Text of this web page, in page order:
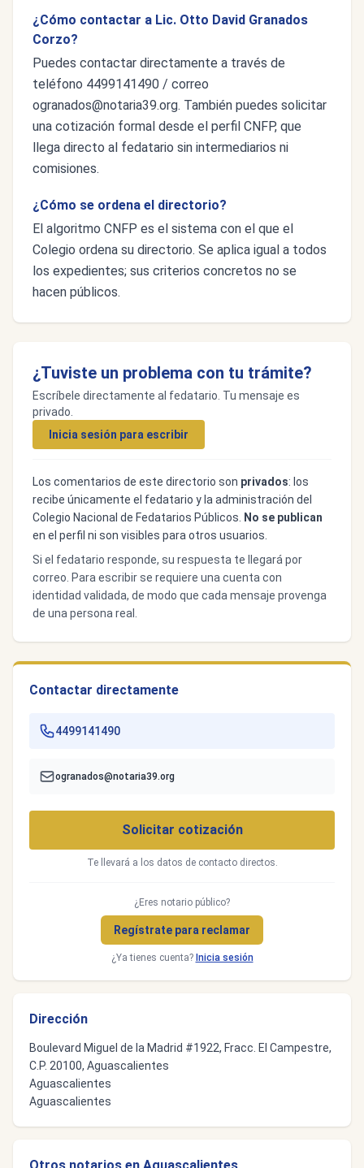
¿Cómo contactar a Lic. Otto David Granados
Corzo?
Puedes contactar directamente a través de
teléfono 4499141490 / correo
ogranados@notaria39.org. También puedes solicitar
una cotización formal desde el perfil CNFP, que
llega directo al fedatario sin intermediarios ni
comisiones.
¿Cómo se ordena el directorio?
El algoritmo CNFP es el sistema con el que el
Colegio ordena su directorio. Se aplica igual a todos
los expedientes; sus criterios concretos no se
hacen públicos.
¿Tuviste un problema con tu trámite?
Escríbele directamente al fedatario. Tu mensaje es
privado.
Inicia sesión para escribir
Los comentarios de este directorio son privados: los
recibe únicamente el fedatario y la administración del
Colegio Nacional de Fedatarios Públicos.
No se publican
en el perfil ni son visibles para otros usuarios.
Si el fedatario responde, su respuesta te llegará por
correo. Para escribir se requiere una cuenta con
identidad validada, de modo que cada mensaje provenga
de una persona real.
Contactar directamente
4499141490
ogranados@notaria39.org
Solicitar cotización
Te llevará a los datos de contacto directos.
¿Eres notario público?
Regístrate para reclamar
¿Ya tienes cuenta? Inicia sesión
Dirección
Boulevard Miguel de la Madrid #1922, Fracc. El Campestre,
C.P. 20100, Aguascalientes
Aguascalientes
Aguascalientes